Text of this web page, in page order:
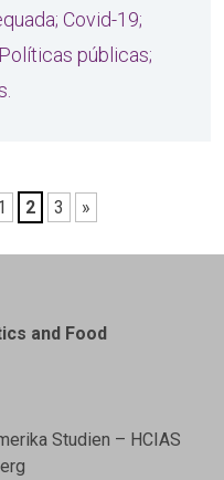
Covid-19;
públicas;
2 3 »
and Food
Studien – HCIAS